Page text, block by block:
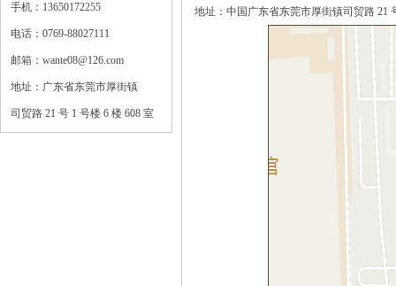
手机：13650172255
电话：0769-88027111
邮箱：wante08@126.com
地址：广东省东莞市厚街镇
司贸路 21 号 1 号楼 6 楼 608 室
地址：中国广东省东莞市厚街镇司贸路 21